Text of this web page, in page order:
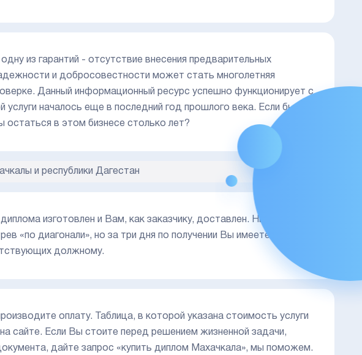
из гарантий - отсутствие внесения предварительных
и добросовестности может стать многолетняя
Данный информационный ресурс успешно функционирует с
услуги началось еще в последний год прошлого века. Если бы
остаться в этом бизнесе столько лет?
и республики Дагестан
изготовлен и Вам, как заказчику, доставлен. Никто не
«по диагонали», но за три дня по получении Вы имеете
должному.
оплату. Таблица, в которой указана стоимость услуги
сайте. Если Вы стоите перед решением жизненной задачи,
дайте запрос «купить диплом Махачкала», мы поможем.